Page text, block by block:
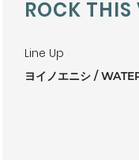
ROCK THIS
Line Up
ヨイノエニシ